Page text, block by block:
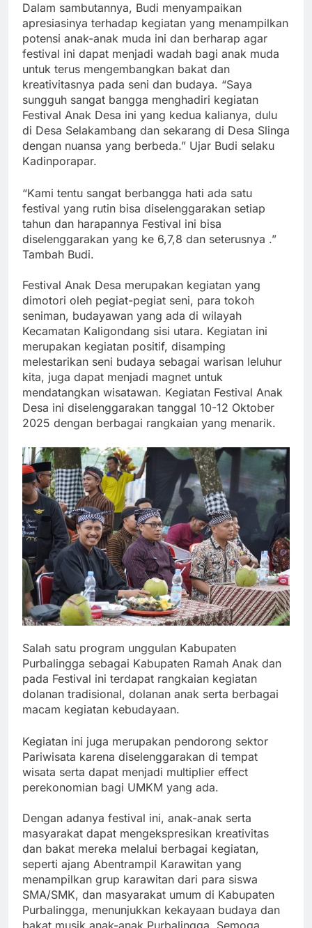
‎Dalam sambutannya, Budi menyampaikan
apresiasinya terhadap kegiatan yang menampilkan
potensi anak-anak muda ini dan berharap agar
festival ini dapat menjadi wadah bagi anak muda
untuk terus mengembangkan bakat dan
kreativitasnya pada seni dan budaya. “Saya
sungguh sangat bangga menghadiri kegiatan
Festival Anak Desa ini yang kedua kalianya, dulu
di Desa Selakambang dan sekarang di Desa Slinga
dengan nuansa yang berbeda.” Ujar Budi selaku
Kadinporapar.
“Kami tentu sangat berbangga hati ada satu
festival yang rutin bisa diselenggarakan setiap
tahun dan harapannya Festival ini bisa
diselenggarakan yang ke 6,7,8 dan seterusnya .”
Tambah Budi.
‎Festival Anak Desa merupakan kegiatan yang
dimotori oleh pegiat-pegiat seni, para tokoh
seniman, budayawan yang ada di wilayah
Kecamatan Kaligondang sisi utara. Kegiatan ini
merupakan kegiatan positif, disamping
melestarikan seni budaya sebagai warisan leluhur
kita, juga dapat menjadi magnet untuk
mendatangkan wisatawan. Kegiatan Festival Anak
Desa ini diselenggarakan tanggal 10-12 Oktober
2025 dengan berbagai rangkaian yang menarik.
Salah satu program unggulan Kabupaten
Purbalingga sebagai Kabupaten Ramah Anak dan
pada Festival ini terdapat rangkaian kegiatan
dolanan tradisional, dolanan anak serta berbagai
macam kegiatan kebudayaan.
Kegiatan ini juga merupakan pendorong sektor
Pariwisata karena diselenggarakan di tempat
wisata serta dapat menjadi multiplier effect
perekonomian bagi UMKM yang ada.
‎Dengan adanya festival ini, anak-anak serta
masyarakat dapat mengekspresikan kreativitas
dan bakat mereka melalui berbagai kegiatan,
seperti ajang Abentrampil Karawitan yang
menampilkan grup karawitan dari para siswa
SMA/SMK, dan masyarakat umum di Kabupaten
Purbalingga, menunjukkan kekayaan budaya dan